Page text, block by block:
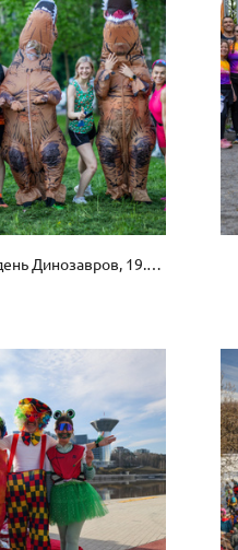
Международный день Динозавров, 19.05.26